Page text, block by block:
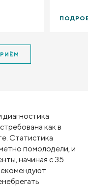
диагностика
как в
Статистика
помолодели, и
начиная с 35